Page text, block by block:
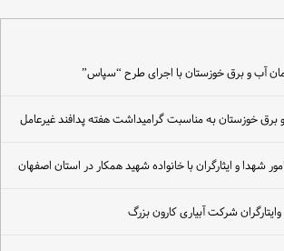
آب و برق خوزستان با اجرای طرح “سپاس”
خوزستان به مناسبت گرامیداشت هفته پدافند غیرعامل
شهدا و ایثارگران با خانواده شهید همکار در استان اصفهان
شرکت آبیاری کارون بزرگ